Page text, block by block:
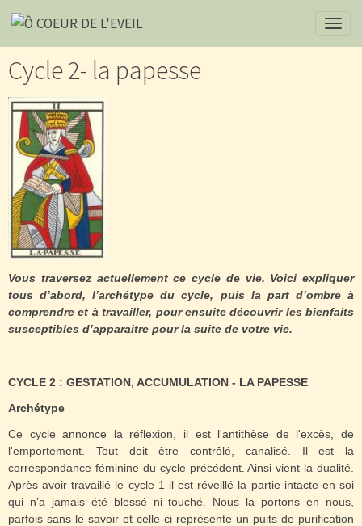
Cycle 2- la papesse
Vous traversez actuellement ce cycle de vie. Voici expliquer
tous d’abord, l’archétype du cycle, puis la part d’ombre à
comprendre et à travailler, pour ensuite découvrir les bienfaits
susceptibles d’apparaitre pour la suite de votre vie.
CYCLE 2 : GESTATION, ACCUMULATION - LA PAPESSE
Archétype
Ce cycle annonce la réflexion, il est l'antithèse de l'excès, de
l'emportement. Tout doit être contrôlé, canalisé. Il est la
correspondance féminine du cycle précédent. Ainsi vient la dualité.
Après avoir travaillé le cycle 1 il est réveillé la partie intacte en soi
qui n’a jamais été blessé ni touché. Nous la portons en nous,
parfois sans le savoir et celle-ci représente un puits de purification